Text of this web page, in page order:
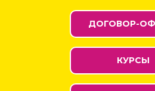
КУРСЫ
ДОГОВОР-